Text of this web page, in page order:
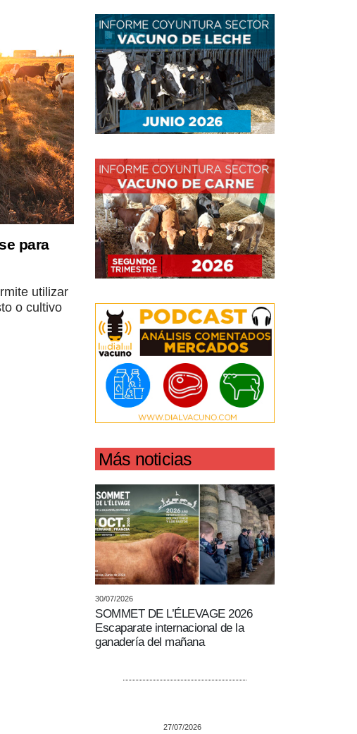
para
utilizar
o cultivo
Más noticias
30/07/2026
SOMMET DE L’ÉLEVAGE 2026
Escaparate internacional de la
ganadería del mañana
27/07/2026